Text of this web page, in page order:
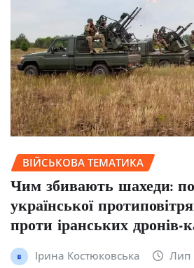
ВІЙСЬКОВА ТЕМАТИКА
Чим збивають шахеди:
української
проти іранських дронів-
Ірина Костюковська Лип